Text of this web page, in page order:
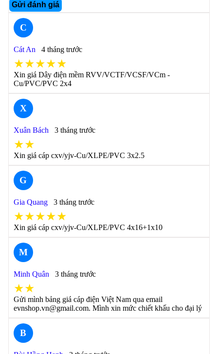
Gửi đánh giá
C
Cát An 4 tháng trước
★★★★★
Xin giá Dây điện mềm RVV/VCTF/VCSF/VCm -
Cu/PVC/PVC 2x4
X
Xuân Bách 3 tháng trước
★★
Xin giá cáp cxv/yjv-Cu/XLPE/PVC 3x2.5
G
Gia Quang 3 tháng trước
★★★★★
Xin giá cáp cxv/yjv-Cu/XLPE/PVC 4x16+1x10
M
Minh Quân 3 tháng trước
★★
Gửi mình bảng giá cáp điện Việt Nam qua email
evnshop.vn@gmail.com. Mình xin mức chiết khấu cho đại lý
B